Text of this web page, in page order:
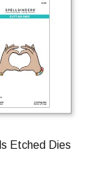
Etched Dies